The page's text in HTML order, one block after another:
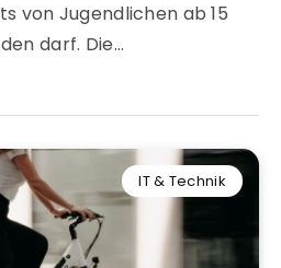
von Jugendlichen ab 15
darf. Die…
IT & Technik